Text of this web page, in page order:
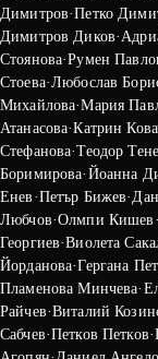
Димитров·Петко
Димитров Диков·
Стоянова·Румен
Стоева·Любослав
Михайлова·Мария
Атанасова·Катрин
Стефанова·Теодор
Боримирова· Йоанна
Енев ·Петър Бижев·
Любчов·Олмпи Кишев ·
Георгиев·Виолета
Йорданова·Гергана
Пламенова Минчева·
Райчев·Виталий
Сабчев·Петков Петков·